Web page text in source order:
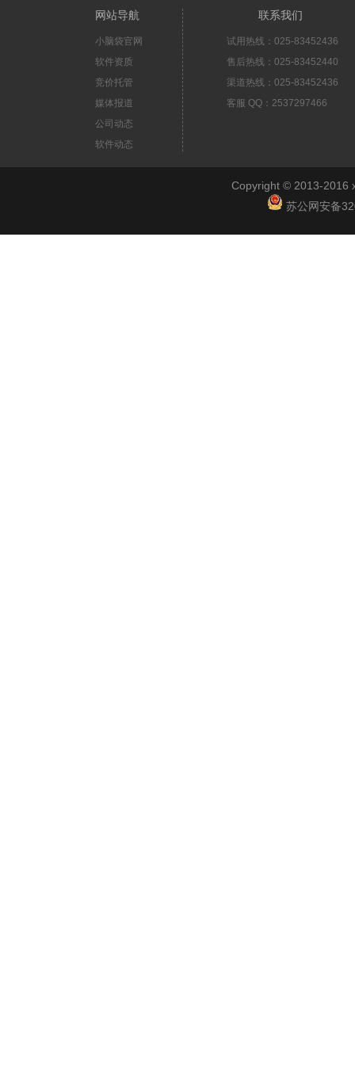
网站导航
小脑袋官网
软件资质
竞价托管
媒体报道
公司动态
软件动态
联系我们
试用热线：025-83452436
售后热线：025-83452440
渠道热线：025-83452436
客服 QQ：2537297466
Copyright © 2013-2016
苏公网安备